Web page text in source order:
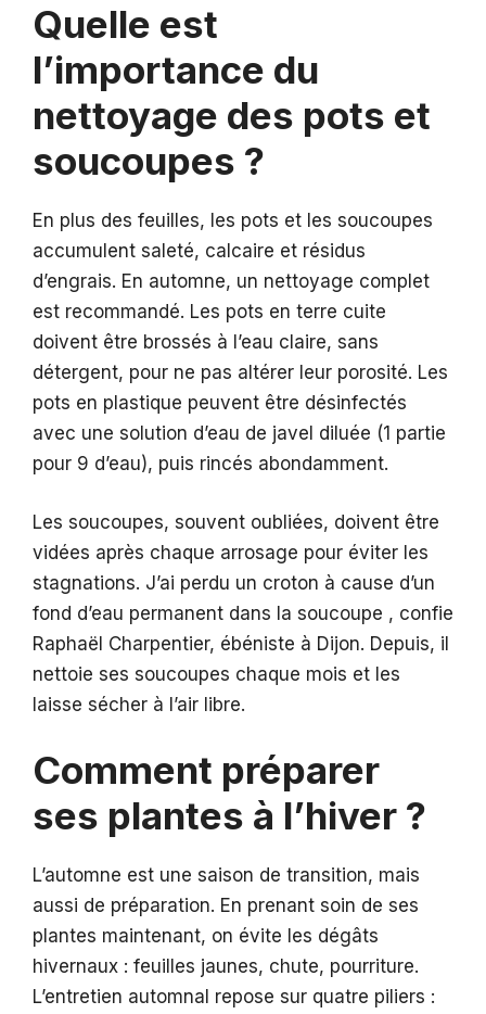
Quelle est
l’importance du
nettoyage des pots et
soucoupes ?
En plus des feuilles, les pots et les soucoupes
accumulent saleté, calcaire et résidus
d’engrais. En automne, un nettoyage complet
est recommandé. Les pots en terre cuite
doivent être brossés à l’eau claire, sans
détergent, pour ne pas altérer leur porosité. Les
pots en plastique peuvent être désinfectés
avec une solution d’eau de javel diluée (1 partie
pour 9 d’eau), puis rincés abondamment.
Les soucoupes, souvent oubliées, doivent être
vidées après chaque arrosage pour éviter les
stagnations. J’ai perdu un croton à cause d’un
fond d’eau permanent dans la soucoupe , confie
Raphaël Charpentier, ébéniste à Dijon. Depuis, il
nettoie ses soucoupes chaque mois et les
laisse sécher à l’air libre.
Comment préparer
ses plantes à l’hiver ?
L’automne est une saison de transition, mais
aussi de préparation. En prenant soin de ses
plantes maintenant, on évite les dégâts
hivernaux : feuilles jaunes, chute, pourriture.
L’entretien automnal repose sur quatre piliers :